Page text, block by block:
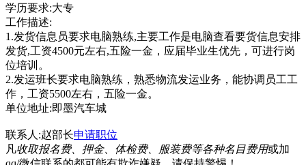
学历要求:大专
工作描述:
1.发货信息员要求电脑熟练,主要工作是电脑查看要货信息安排
发货,工资4500元左右,五险一金，应届毕业生优先，可进行岗
位培训。
2.发运班长要求电脑熟练，熟悉物流发运业务，能协调员工工
作，工资5500左右，五险一金。
单位地址:即墨汽车城
联系人:赵部长申请职位
凡收取报名费、押金、体检费、服装费等各种名目费用或加